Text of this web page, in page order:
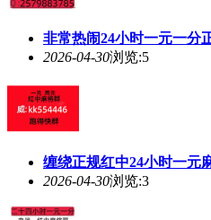
非常热闹24小时一元一分
2026-04-30浏览:5
缠绕正规红中24小时一元
2026-04-30浏览:3